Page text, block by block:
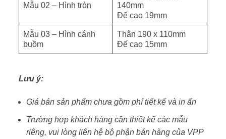
Mẫu 02 – Hình tròn
140mm
Đế cao 19mm
Mẫu 03 – Hình cánh
buồm
Thân 190 x 110mm
Đế cao 15mm
Lưu ý:
Giá bán sản phẩm chưa gồm phí tiết kế và in ấn
Trường hợp khách hàng cần thiết kế các mẫu
riêng, vui lòng liên hệ bộ phận bán hàng của VPP